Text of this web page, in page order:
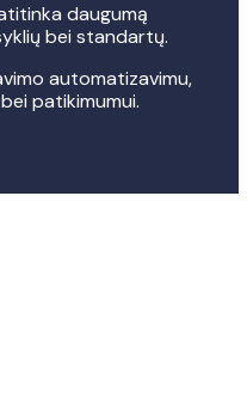
daugumą
bei standartų.
automatizavimu,
patikimumui.